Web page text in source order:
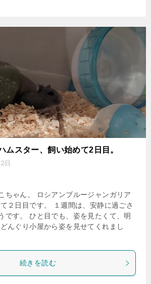
ムスター、飼い始めて2日目。
日
ちゃん。 ロシアンブルージャンガリア
２日目です。 １週間は、安静に過ごさ
です。 ひと目でも、姿を見たくて、明
んぐり小屋から姿を見せてくれまし
続きを読む